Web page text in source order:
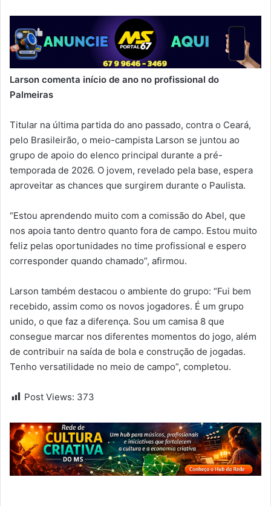
Larson comenta início de ano no profissional do
Palmeiras
Titular na última partida do ano passado, contra o Ceará,
pelo Brasileirão, o meio-campista Larson se juntou ao
grupo de apoio do elenco principal durante a pré-
temporada de 2026. O jovem, revelado pela base, espera
aproveitar as chances que surgirem durante o Paulista.
“Estou aprendendo muito com a comissão do Abel, que
nos apoia tanto dentro quanto fora de campo. Estou muito
feliz pelas oportunidades no time profissional e espero
corresponder quando chamado”, afirmou.
Larson também destacou o ambiente do grupo: “Fui bem
recebido, assim como os novos jogadores. É um grupo
unido, o que faz a diferença. Sou um camisa 8 que
consegue marcar nos diferentes momentos do jogo, além
de contribuir na saída de bola e construção de jogadas.
Tenho versatilidade no meio de campo”, completou.
Post Views: 373